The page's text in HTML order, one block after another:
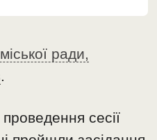
ради,
сесії